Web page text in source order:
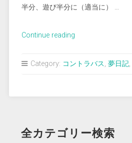
半分、遊び半分に（適当に） …
Continue reading“＜
コ
ラ
Category: コントラバス, 夢日記,
全カテゴリー検索